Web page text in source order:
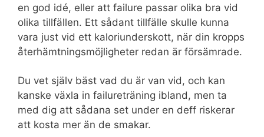
en god idé, eller att failure passar olika bra vid
olika tillfällen. Ett sådant tillfälle skulle kunna
vara just vid ett kaloriunderskott, när din kropps
återhämtningsmöjligheter redan är försämrade.
Du vet själv bäst vad du är van vid, och kan
kanske växla in failureträning ibland, men ta
med dig att sådana set under en deff riskerar
att kosta mer än de smakar.